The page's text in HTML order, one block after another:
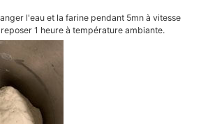
l'eau et la farine pendant 5mn à vitesse
1 heure à température ambiante.